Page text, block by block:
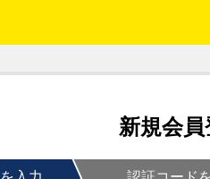
新規会員